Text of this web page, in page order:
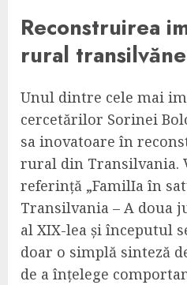
Reconstruirea
rural
Unul dintre cele mai
cercetărilor Sorinei
sa inovatoare în
rural din Transilvania.
referință „FamilIa în
Transilvania – A doua
al XIX-lea și începutul
doar o simplă sinteză
de a înțelege